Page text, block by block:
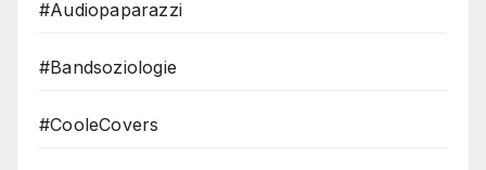
#Audiopaparazzi
#Bandsoziologie
#CooleCovers